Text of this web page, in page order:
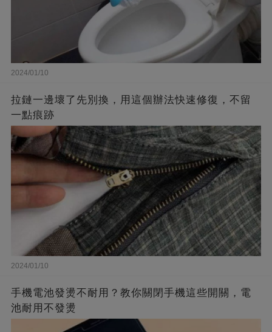
2024/01/10
拉鏈一邊壞了先別換，用這個辦法快速修復，不留
一點痕跡
2024/01/10
手機電池發燙不耐用？教你關閉手機這些開關，電
池耐用不發燙